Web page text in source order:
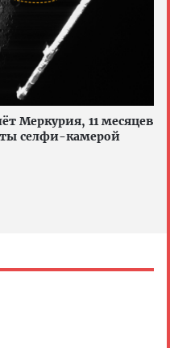
Меркурия, 11 месяцев
селфи-камерой